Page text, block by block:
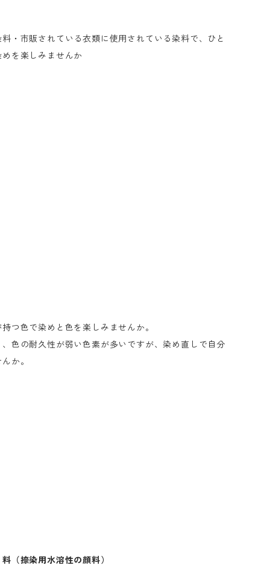
・市販されている衣類に使用されている染料で、ひと
を楽しみませんか
つ色で染めと色を楽しみませんか。
色の耐久性が弱い色素が多いですが、染め直しで自分
か。
捺染用水溶性の顔料）